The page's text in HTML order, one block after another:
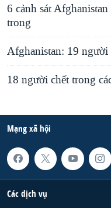
6 cảnh sát
trong
Afghanistan: 19
18 người chết trong
Mạng xã hội
Các dịch vụ